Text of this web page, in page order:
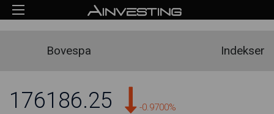
Bovespa Indekser
176186.25 -0.9700%